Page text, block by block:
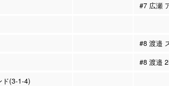
#7 広瀬
#8 渡邉
#8 渡邉
ド(3-1-4)